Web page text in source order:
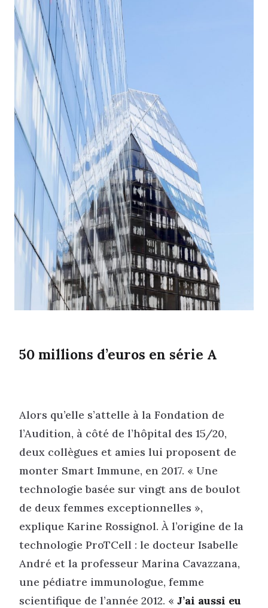
50 millions d’euros en série A
Alors qu’elle s’attelle à la Fondation de
l’Audition, à côté de l’hôpital des 15/20,
deux collègues et amies lui proposent de
monter Smart Immune, en 2017. « Une
technologie basée sur vingt ans de boulot
de deux femmes exceptionnelles »,
explique Karine Rossignol. À l’origine de la
technologie ProTCell : le docteur Isabelle
André et la professeur Marina Cavazzana,
une pédiatre immunologue, femme
scientifique de l’année 2012. « J’ai aussi eu